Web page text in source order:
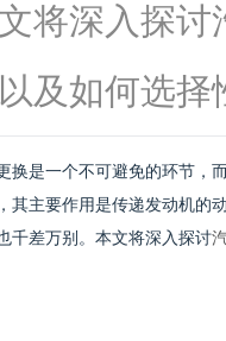
将深入探
及如何选择
换是一个不可避免的环节，
其主要作用是传递发动机的
千差万别。本文将深入探讨